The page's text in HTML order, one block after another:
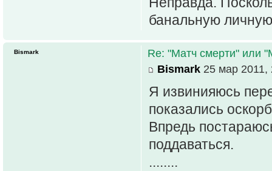
банальную
Re: "Матч смерти" или
Bismark 25 мар 2011,
Я извинияюсь
показались
Впредь
поддаваться.
........
Bismark